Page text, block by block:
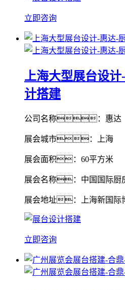
立即咨询
上海大型展台设
计搭建
公司名称：惠达
展会城市：上海
展会面积：60平方米
展会名称：中国国际
展会地址：上海新国际
立即咨询